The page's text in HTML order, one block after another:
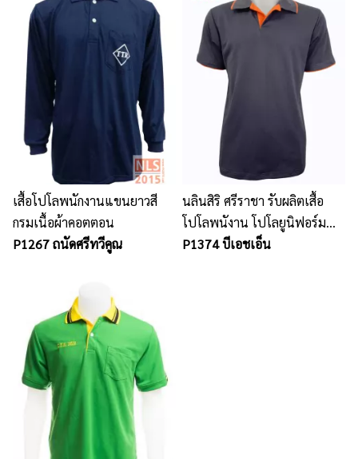
เสื้อโปโลพนักงานแขนยาวสี
กรมเนื้อผ้าคอตตอน
P1267 ถนัดศรีทวีคูณ
นลินสิริ ศรีราชา รับผลิตเสื้อ
โปโลพนังาน โปโลยูนิฟอร์ม
พนักงาน พร้อมปักโลโก้
P1374 บีเอชเอ็น